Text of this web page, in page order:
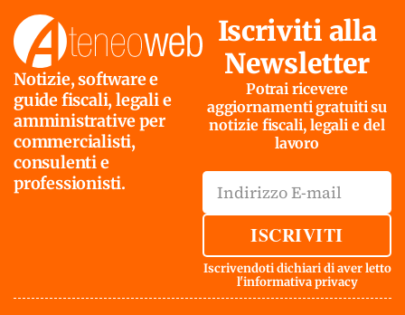
Notizie, software e
guide fiscali, legali e
amministrative per
commercialisti,
consulenti e
professionisti.
Iscriviti alla
Newsletter
Potrai ricevere
aggiornamenti gratuiti su
notizie fiscali, legali e del
lavoro
ISCRIVITI
Iscrivendoti dichiari di aver letto
l'informativa privacy